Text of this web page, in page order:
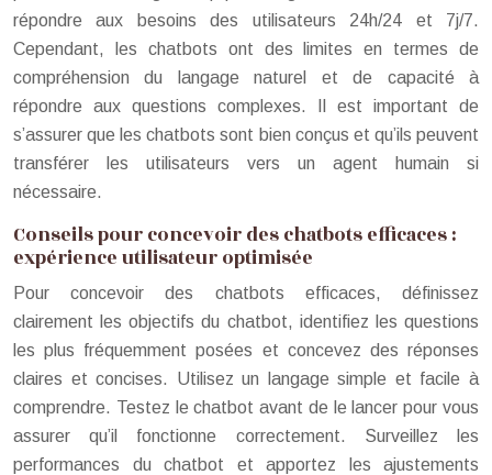
répondre aux besoins des utilisateurs 24h/24 et 7j/7.
Cependant, les chatbots ont des limites en termes de
compréhension du langage naturel et de capacité à
répondre aux questions complexes. Il est important de
s’assurer que les chatbots sont bien conçus et qu’ils peuvent
transférer les utilisateurs vers un agent humain si
nécessaire.
Conseils pour concevoir des chatbots efficaces :
expérience utilisateur optimisée
Pour concevoir des chatbots efficaces, définissez
clairement les objectifs du chatbot, identifiez les questions
les plus fréquemment posées et concevez des réponses
claires et concises. Utilisez un langage simple et facile à
comprendre. Testez le chatbot avant de le lancer pour vous
assurer qu’il fonctionne correctement. Surveillez les
performances du chatbot et apportez les ajustements